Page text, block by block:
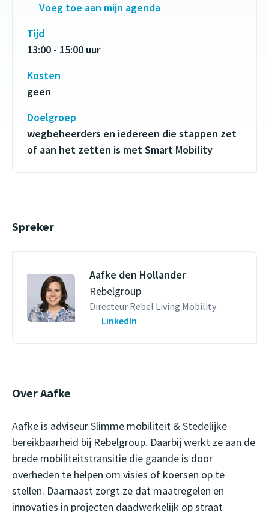
Voeg toe aan mijn agenda
Tijd
13:00 - 15:00 uur
Kosten
geen
Doelgroep
wegbeheerders en iedereen die stappen zet
of aan het zetten is met Smart Mobility
Spreker
Aafke den Hollander
Rebelgroup
Directeur Rebel Living Mobility
LinkedIn
Over Aafke
Aafke is adviseur Slimme mobiliteit & Stedelijke
bereikbaarheid bij Rebelgroup. Daarbij werkt ze aan de
brede mobiliteitstransitie die gaande is door
overheden te helpen om visies of koersen op te
stellen. Daarnaast zorgt ze dat maatregelen en
innovaties in projecten daadwerkelijk op straat